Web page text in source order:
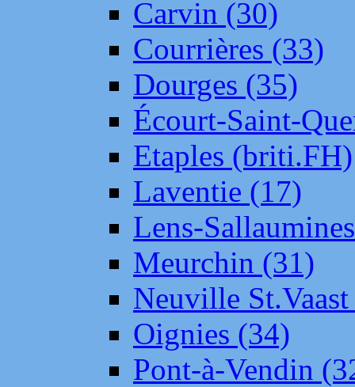
Carvin (30)
Courrières (33)
Dourges (35)
Écourt-Saint-
Etaples (briti.FH)
Laventie (17)
Lens-
Meurchin (31)
Neuville
Oignies (34)
Pont-à-Vendin